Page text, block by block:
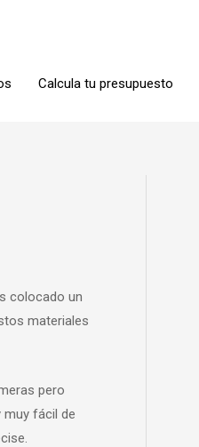
Calcula tu presupuesto
colocado un
materiales
pero
muy fácil de